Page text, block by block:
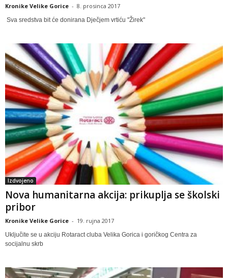
Kronike Velike Gorice - 8. prosinca 2017
Sva sredstva bit će donirana Dječjem vrtiću ''Žirek"
Izdvojeno
Nova humanitarna akcija: prikuplja se školski
pribor
Kronike Velike Gorice - 19. rujna 2017
Uključite se u akciju Rotaract cluba Velika Gorica i goričkog Centra za
socijalnu skrb